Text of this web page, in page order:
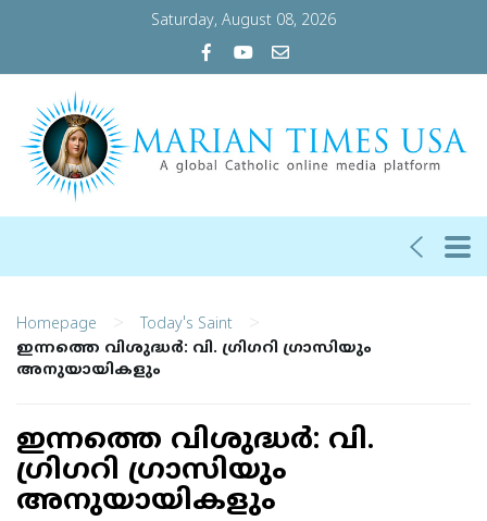
Saturday, August 08, 2026
Homepage > Today's Saint >
ഇന്നത്തെ വിശുദ്ധര്‍: വി. ഗ്രിഗറി ഗ്രാസിയും
അനുയായികളും
ഇന്നത്തെ വിശുദ്ധര്‍: വി.
ഗ്രിഗറി ഗ്രാസിയും
അനുയായികളും